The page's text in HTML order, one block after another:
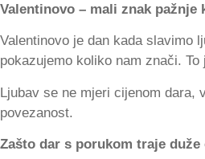
Valentinovo – mali znak
Valentinovo je dan kada slavimo
pokazujemo koliko nam znači.
Ljubav se ne mjeri cijenom dara,
povezanost.
Zašto dar s porukom traje duže